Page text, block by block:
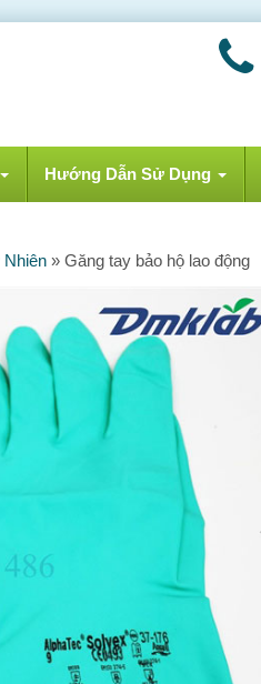
Hướng Dẫn Sử Dụng
Nhiên » Găng tay bảo hộ lao động